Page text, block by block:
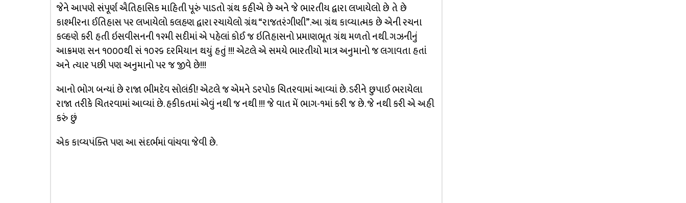
જેને આપણે સંપૂર્ણ ઐતિહાસિક માહિતી પૂરું પાડતો ગ્રંથ કહીએ છે અને જે ભારતીય દ્વારા લખાયેલો છે તે છે
કાશ્મીરના ઈતિહાસ પર લખાયેલો કલહણ દ્વારા રચાયેલો ગ્રંથ “રાજતરંગીણી”.આ ગ્રંથ કાવ્યાત્મક છે એની રચના
કલ્હણે કરી હતી ઇસવીસનની ૧૨મી સદીમાં એ પહેલાં કોઈ જ ઇતિહાસનો પ્રમાણભૂત ગ્રંથ મળતો નથી. ગઝનીનું
આક્રમણ સન ૧૦૦૦થી સં ૧૦૨૬ દરમિયાન થયું હતું !!! એટલે એ સમયે ભારતીયો માત્ર અનુમાનો જ લગાવતા હતાં
અને ત્યાર પછી પણ અનુમાનો પર જ જીવે છે!!!
આનો ભોગ બન્યાં છે રાજા ભીમદેવ સોલંકી! એટલે જ એમને ડરપોક ચિતરવામાં આવ્યાં છે. ડરીને છુપાઈ ભરાયેલા
રાજા તરીકે ચિતરવામાં આવ્યાં છે. હકીકતમાં એવું નથી જ નથી !!! જે વાત મેં ભાગ-૧માં કરી જ છે. જે નથી કરી એ અહી
કરું છું
એક કાવ્યપંક્તિ પણ આ સંદર્ભમાં વાંચવા જેવી છે.